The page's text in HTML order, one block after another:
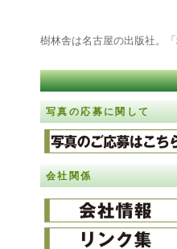
樹林舎は名古屋の出版社。
写真の応募に関して
会社関係